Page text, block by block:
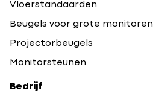
Vloerstandaarden
Beugels voor grote monitoren
Projectorbeugels
Monitorsteunen
Bedrijf